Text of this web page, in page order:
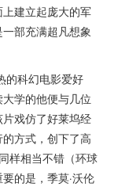
建立起庞大的军
部充满超凡想象
的科幻电影爱好
学的他便与几位
戏仿了好莱坞经
方式，创下了高
样相当不错（环球
的是，季莫·沃伦